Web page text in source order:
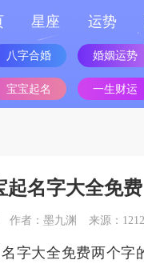
星座 运势
八字合婚 婚姻运势
宝宝起名 一生财运
起名字大全免费
作者：墨九渊 来源：
字大全免费两个字